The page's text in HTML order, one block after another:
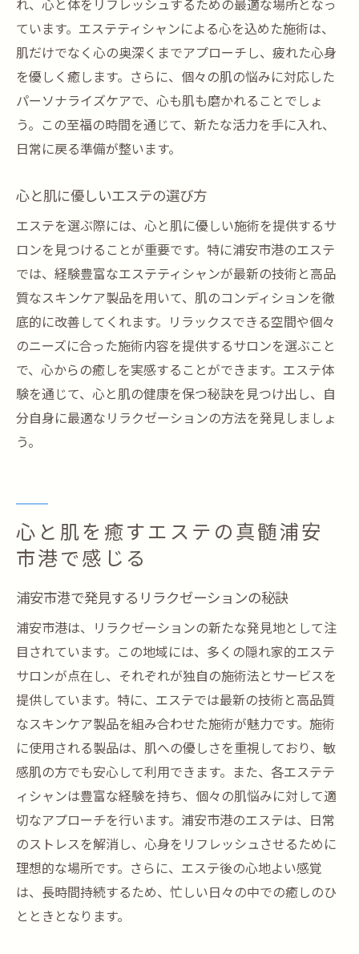
れ、心と体をリフレッシュするための最適な場所となっ
ています。エステティシャンによる心を込めた施術は、
肌だけでなく心の奥深くまでアプローチし、疲れた心身
を優しく癒します。さらに、個々の肌の悩みに対応した
パーソナライズケアで、心も肌も磨かれることでしょ
う。この至福の時間を通じて、新たな活力を手に入れ、
日常に戻る準備が整います。
心と肌に優しいエステの選び方
エステを選ぶ際には、心と肌に優しい施術を提供するサ
ロンを見つけることが重要です。特に浦安市港のエステ
では、経験豊富なエステティシャンが最新の技術と高品
質なスキンケア製品を用いて、肌のコンディションを徹
底的に改善してくれます。リラックスできる空間や個々
のニーズに合った施術内容を提供するサロンを選ぶこと
で、心からの癒しを実感することができます。エステ体
験を通じて、心と肌の健康を保つ秘訣を見つけ出し、自
分自身に最適なリラクゼーションの方法を発見しましょ
う。
心と肌を癒すエステの真髄浦安
市港で感じる
浦安市港で発見するリラクゼーションの秘訣
浦安市港は、リラクゼーションの新たな発見地として注
目されています。この地域には、多くの隠れ家的エステ
サロンが点在し、それぞれが独自の施術法とサービスを
提供しています。特に、エステでは最新の技術と高品質
なスキンケア製品を組み合わせた施術が魅力です。施術
に使用される製品は、肌への優しさを重視しており、敏
感肌の方でも安心して利用できます。また、各エステテ
ィシャンは豊富な経験を持ち、個々の肌悩みに対して適
切なアプローチを行います。浦安市港のエステは、日常
のストレスを解消し、心身をリフレッシュさせるために
理想的な場所です。さらに、エステ後の心地よい感覚
は、長時間持続するため、忙しい日々の中での癒しのひ
とときとなります。